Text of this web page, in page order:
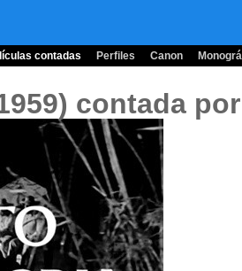
contadas Perfiles Canon
contada